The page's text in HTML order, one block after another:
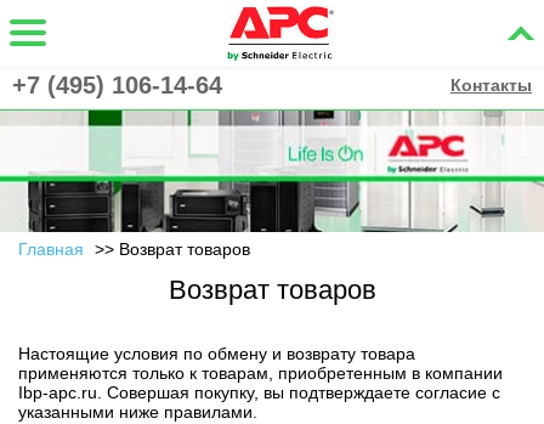
+7 (495) 106-14-64 Контакты
Главная Возврат товаров
Возврат товаров
Настоящие условия по обмену и возврату товара
применяются только к товарам, приобретенным в компании
Ibp-apc.ru. Совершая покупку, вы подтверждаете согласие с
указанными ниже правилами.